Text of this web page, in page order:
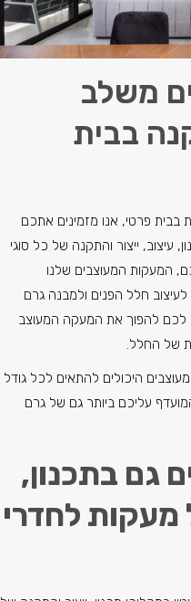
משלב
בבית
פרטי, אנו מזמינים אתכם
עיצוב, ייצור והתקנה של כל סוגי
המעקות המעוצבים שלנו
חלל הפנים ולמבנה גרם
לכם להפוך את המעקה המעוצב
של החלל.
היכולים להתאים לכל גודל
עליכם ביותר גם של גרם
גם בתכנון,
מעקות לחדרי